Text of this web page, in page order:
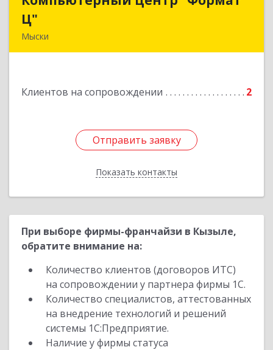
Ц"
Мыски
Клиентов на сопровождении 2
Отправить заявку
Показать контакты
Подробнее
Отправить заявку
Назад
При выборе фирмы-франчайзи в Кызыле,
обратите внимание на:
Количество клиентов (договоров ИТС)
на сопровождении у партнера фирмы 1С.
Количество специалистов, аттестованных
на внедрение технологий и решений
системы 1С:Предприятие.
Наличие у фирмы статуса